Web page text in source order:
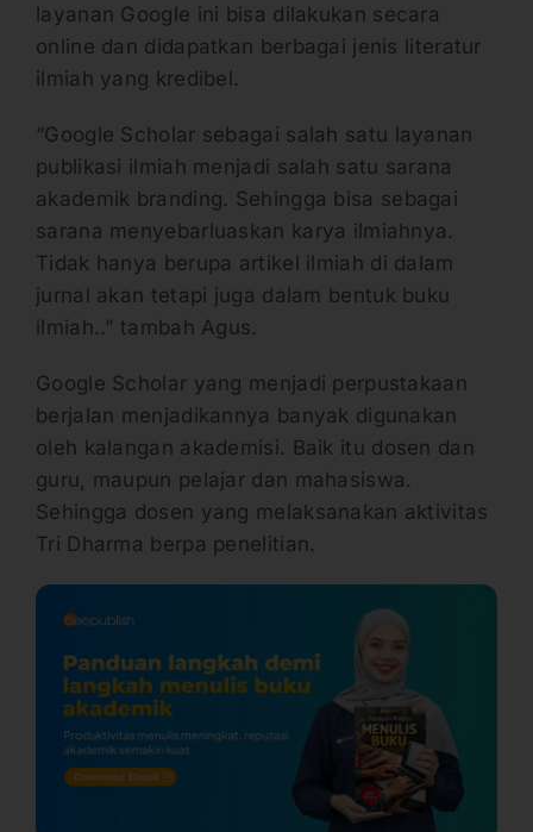
layanan Google ini bisa dilakukan secara
online dan didapatkan berbagai jenis literatur
ilmiah yang kredibel.
“Google Scholar sebagai salah satu layanan
publikasi ilmiah menjadi salah satu sarana
akademik branding. Sehingga bisa sebagai
sarana menyebarluaskan karya ilmiahnya.
Tidak hanya berupa artikel ilmiah di dalam
jurnal akan tetapi juga dalam bentuk buku
ilmiah..” tambah Agus.
Google Scholar yang menjadi perpustakaan
berjalan menjadikannya banyak digunakan
oleh kalangan akademisi. Baik itu dosen dan
guru, maupun pelajar dan mahasiswa.
Sehingga dosen yang melaksanakan aktivitas
Tri Dharma berpa penelitian.